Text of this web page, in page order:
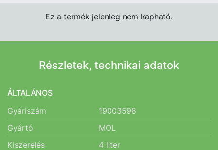
Ez a termék jelenleg nem kapható.
Részletek, technikai adatok
ÁLTALÁNOS
Gyáriszám
19003598
Gyártó
MOL
Kiszerelés
4 liter